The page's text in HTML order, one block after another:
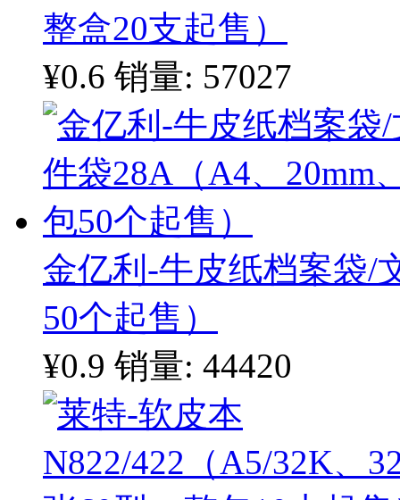
整盒20支起售）
¥0.6 销量: 57027
金亿利-牛皮纸档案袋/
50个起售）
¥0.9 销量: 44420